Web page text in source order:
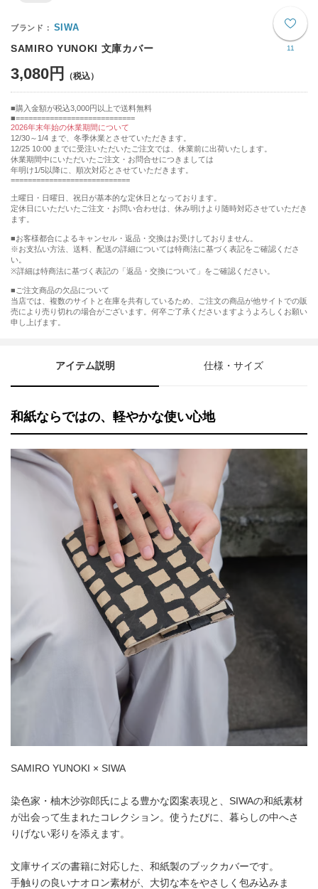
11
SIWA
SAMIRO YUNOKI 文庫カバー
3,080円
購入金額が税込3,000円以上で送料無料
============================
2026年末年始の休業期間について
12/30～1/4 まで、冬季休業とさせていただきます。
12/25 10:00 までに受注いただいたご注文では、休業前に出荷いたします。
休業期間中にいただいたご注文・お問合せにつきましては
年明け1/5以降に、順次対応とさせていただきます。
============================
土曜日・日曜日、祝日が基本的な定休日となっております。
定休日にいただいたご注文・お問い合わせは、休み明けより随時対応させていただき
ます。
■お客様都合によるキャンセル・返品・交換はお受けしておりません。
※お支払い方法、送料、配送の詳細については特商法に基づく表記をご確認くださ
い。
※詳細は特商法に基づく表記の「返品・交換について」をご確認ください。
■ご注文商品の欠品について
当店では、複数のサイトと在庫を共有しているため、ご注文の商品が他サイトでの販
売により売り切れの場合がございます。何卒ご了承くださいますようよろしくお願い
申し上げます。
アイテム説明 仕様・サイズ
和紙ならではの、軽やかな使い心地
SAMIRO YUNOKI × SIWA
染色家・柚木沙弥郎氏による豊かな図案表現と、SIWAの和紙素材
が出会って生まれたコレクション。使うたびに、暮らしの中へさ
りげない彩りを添えます。
文庫サイズの書籍に対応した、和紙製のブックカバーです。
手触りの良いナオロン素材が、大切な本をやさしく包み込みま